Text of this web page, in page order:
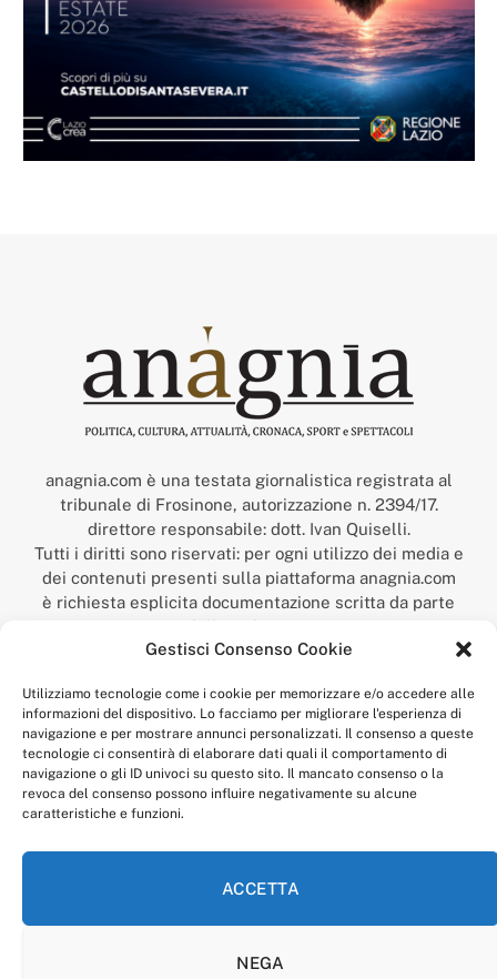
Gestisci Consenso Cookie
Utilizziamo tecnologie come i cookie per memorizzare e/o accedere alle
informazioni del dispositivo. Lo facciamo per migliorare l'esperienza di
navigazione e per mostrare annunci personalizzati. Il consenso a queste
tecnologie ci consentirà di elaborare dati quali il comportamento di
navigazione o gli ID univoci su questo sito. Il mancato consenso o la
revoca del consenso possono influire negativamente su alcune
caratteristiche e funzioni.
ACCETTA
NEGA
anagnia.com è una testata giornalistica registrata al
tribunale di Frosinone, autorizzazione n. 2394/17.
direttore responsabile: dott. Ivan Quiselli.
Tutti i diritti sono riservati: per ogni utilizzo dei media e
dei contenuti presenti sulla piattaforma anagnia.com
è richiesta esplicita documentazione scritta da parte
della redazione.
“Anagnia” è un marchio registrato presso l’Ufficio Italiano
Economico,
num. registrazione: 302017000014044 del 9 febbraio 2017.
Per contatti:redazione@anagnia.com
COOKIE POLICY